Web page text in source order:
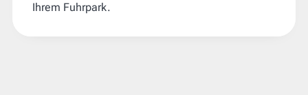
Ihrem Fuhrpark.